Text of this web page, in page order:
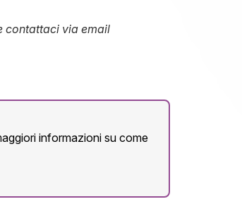
contattaci via email
informazioni su come